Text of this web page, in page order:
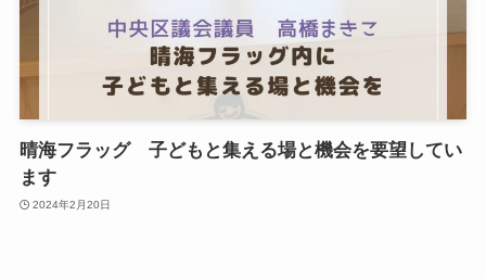
晴海フラッグ 子どもと集える場と機会を要望してい
ます
2024年2月20日